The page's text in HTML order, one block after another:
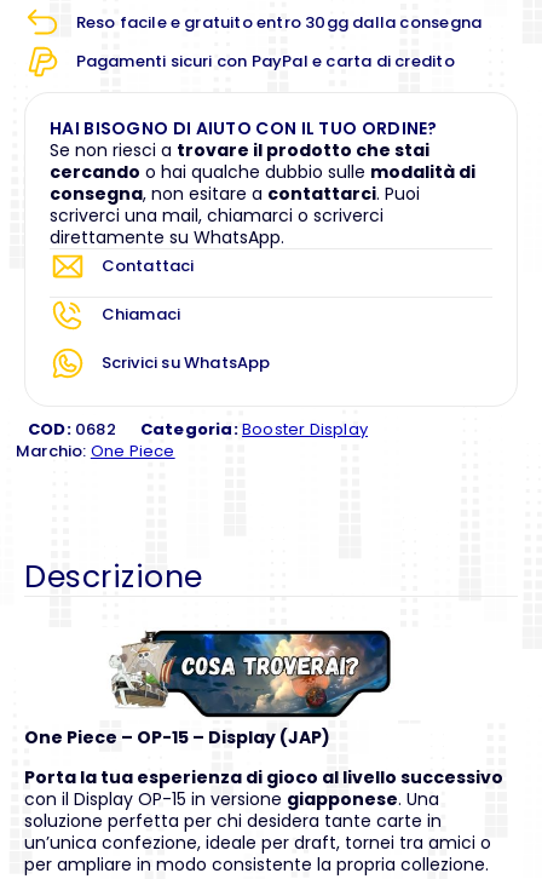
Reso facile e gratuito entro 30gg dalla consegna
Pagamenti sicuri con PayPal e carta di credito
HAI BISOGNO DI AIUTO CON IL TUO ORDINE?
Se non riesci a trovare il prodotto che stai
cercando o hai qualche dubbio sulle modalità di
consegna, non esitare a contattarci. Puoi
scriverci una mail, chiamarci o scriverci
direttamente su WhatsApp.
Contattaci
Chiamaci
Scrivici su WhatsApp
COD: 0682 Categoria:Booster Display
Marchio: One Piece
Descrizione
One Piece – OP-15 – Display (JAP)
Porta la tua esperienza di gioco al livello successivo
con il Display OP-15 in versione giapponese. Una
soluzione perfetta per chi desidera tante carte in
un’unica confezione, ideale per draft, tornei tra amici o
per ampliare in modo consistente la propria collezione.